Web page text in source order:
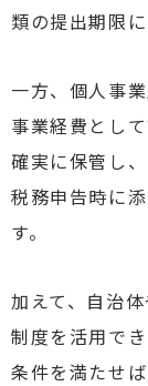
類の提出期限に
一方、個人事
事業経費とし
確実に保管し、
税務申告時に
す。
加えて、自治
制度を活用でき
条件を満たせ